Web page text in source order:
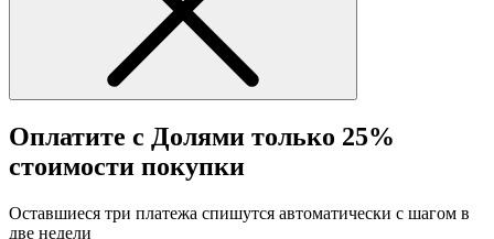
Оплатите с Долями только 25%
стоимости покупки
Оставшиеся три платежа спишутся автоматически с шагом в
две недели